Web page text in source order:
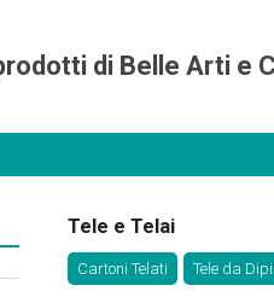
di Belle Arti e
Tele e Telai
Cartoni Telati Tele da